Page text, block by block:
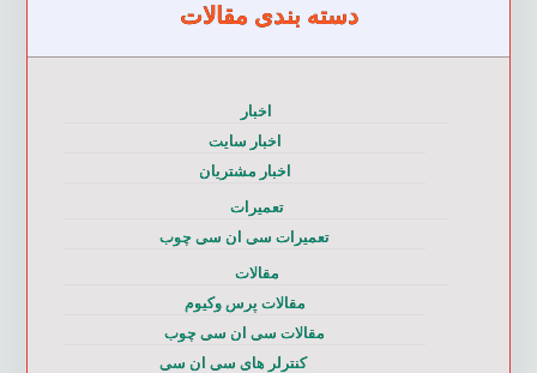
دسته بندی مقالات
اخبار
اخبار سایت
اخبار مشتریان
تعمیرات
تعمیرات سی ان سی چوب
مقالات
مقالات پرس وکیوم
مقالات سی ان سی چوب
کنترلر های سی ان سی